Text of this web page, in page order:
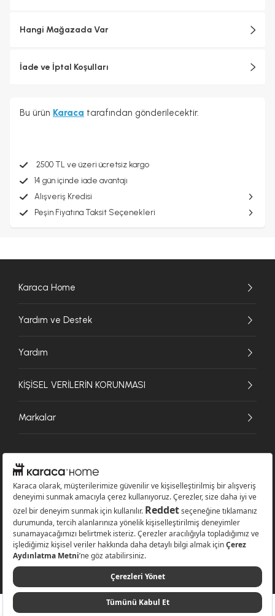
Hangi Mağazada Var
İade ve İptal Koşulları
Bu ürün Karaca tarafından gönderilecektir.
2500 TL ve üzeri ücretsiz kargo
14 gün içinde iade avantajı
Alışveriş Kredisi
Peşin Fiyatına Taksit Seçenekleri
Karaca Home
Yardım ve Destek
Yardım
KİŞİSEL VERİLERİN KORUNMASI
Markalar
© 2026 Karaca Home Collection Tekstil Sanayi ve Ticaret A.Ş. - Tüm hakları
saklıdır.